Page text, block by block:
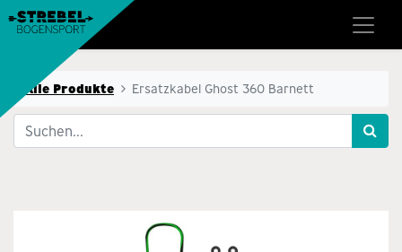
Alle Produkte Ersatzkabel Ghost 360 Barnett